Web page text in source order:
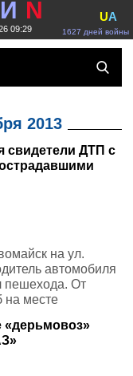
N
09:29 1627 дней войны
UA
2013
свидетели ДТП с
на ул.
автомобиля
пешехода. От
на месте
«дерьмовоз»